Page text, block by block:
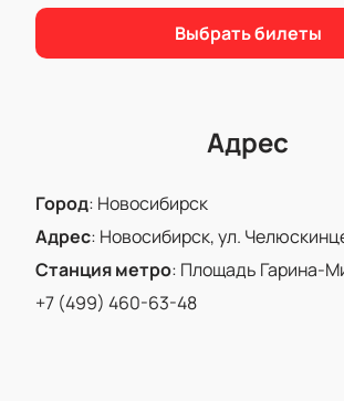
решение.
Простой выбор мест через
стоимость и доступность мест.
этому событию и насладитесь живым
выступлением известного коллектива.
Выбрать билеты
Адрес
Город: Новосибирск
Адрес: Новосибирск, ул.
Станция метро: Площадь Гарина-
+7 (499) 460-63-48